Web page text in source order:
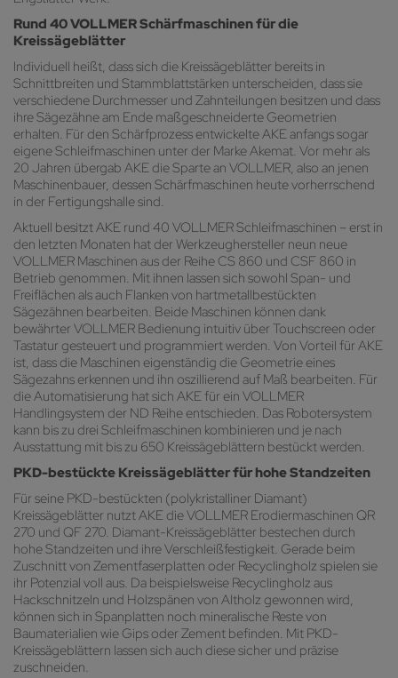
Rund 40 VOLLMER Schärfmaschinen für die
Kreissägeblätter
Individuell heißt, dass sich die Kreissägeblätter bereits in
Schnittbreiten und Stammblattstärken unterscheiden, dass sie
verschiedene Durchmesser und Zahnteilungen besitzen und dass
ihre Sägezähne am Ende maßgeschneiderte Geometrien
erhalten. Für den Schärfprozess entwickelte AKE anfangs sogar
eigene Schleifmaschinen unter der Marke Akemat. Vor mehr als
20 Jahren übergab AKE die Sparte an VOLLMER, also an jenen
Maschinenbauer, dessen Schärfmaschinen heute vorherrschend
in der Fertigungshalle sind.
Aktuell besitzt AKE rund 40 VOLLMER Schleifmaschinen – erst in
den letzten Monaten hat der Werkzeughersteller neun neue
VOLLMER Maschinen aus der Reihe CS 860 und CSF 860 in
Betrieb genommen. Mit ihnen lassen sich sowohl Span- und
Freiflächen als auch Flanken von hartmetallbestückten
Sägezähnen bearbeiten. Beide Maschinen können dank
bewährter VOLLMER Bedienung intuitiv über Touchscreen oder
Tastatur gesteuert und programmiert werden. Von Vorteil für AKE
ist, dass die Maschinen eigenständig die Geometrie eines
Sägezahns erkennen und ihn oszillierend auf Maß bearbeiten. Für
die Automatisierung hat sich AKE für ein VOLLMER
Handlingsystem der ND Reihe entschieden. Das Robotersystem
kann bis zu drei Schleifmaschinen kombinieren und je nach
Ausstattung mit bis zu 650 Kreissägeblättern bestückt werden.
PKD-bestückte Kreissägeblätter für hohe Standzeiten
Für seine PKD-bestückten (polykristalliner Diamant)
Kreissägeblätter nutzt AKE die VOLLMER Erodiermaschinen QR
270 und QF 270. Diamant-Kreissägeblätter bestechen durch
hohe Standzeiten und ihre Verschleißfestigkeit. Gerade beim
Zuschnitt von Zementfaserplatten oder Recyclingholz spielen sie
ihr Potenzial voll aus. Da beispielsweise Recyclingholz aus
Hackschnitzeln und Holzspänen von Altholz gewonnen wird,
können sich in Spanplatten noch mineralische Reste von
Baumaterialien wie Gips oder Zement befinden. Mit PKD-
Kreissägeblättern lassen sich auch diese sicher und präzise
zuschneiden.